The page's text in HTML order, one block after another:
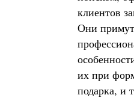
клиентов
Они
их при
подарка, и